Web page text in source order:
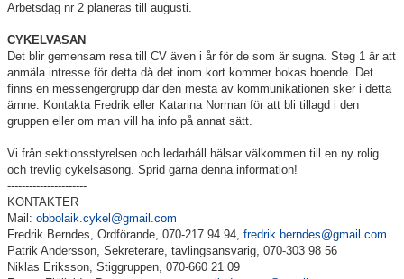
Arbetsdag nr 2 planeras till augusti.
CYKELVASAN
Det blir gemensam resa till CV även i år för de som är sugna. Steg 1 är att
anmäla intresse för detta då det inom kort kommer bokas boende. Det
finns en messengergrupp där den mesta av kommunikationen sker i detta
ämne. Kontakta Fredrik eller Katarina Norman för att bli tillagd i den
gruppen eller om man vill ha info på annat sätt.
Vi från sektionsstyrelsen och ledarhåll hälsar välkommen till en ny rolig
och trevlig cykelsäsong. Sprid gärna denna information!
----------------------
KONTAKTER
Mail: obbolaik.cykel@gmail.com
Fredrik Berndes, Ordförande, 070-217 94 94, fredrik.berndes@gmail.com
Patrik Andersson, Sekreterare, tävlingsansvarig, 070-303 98 56
Niklas Eriksson, Stiggruppen, 070-660 21 09